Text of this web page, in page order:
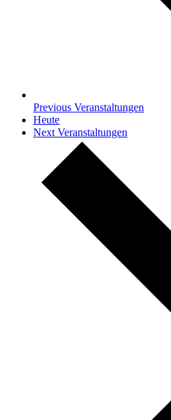
Previous Veranstaltungen
Heute
Next Veranstaltungen